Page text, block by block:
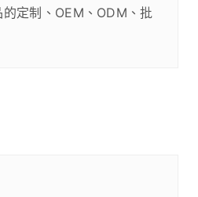
定制、OEM、ODM、批